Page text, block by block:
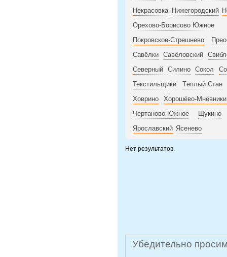
Некрасовка Нижегородский
Орехово-Борисово Южное
Покровское-Стрешнево
Савёлки Савёловский
Северный
Силино Сокол
Текстильщики
Тёплый Стан
Ховрино
Хорошёво-Мнёвники
Чертаново Южное
Щукино
Ярославский Ясенево
Нет результатов.
Убедительно